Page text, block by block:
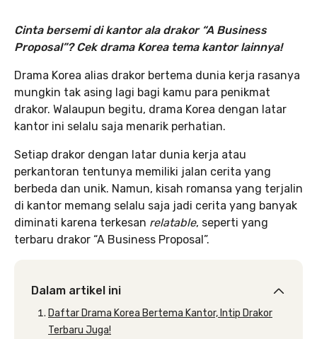
Cinta bersemi di kantor ala drakor “A Business
Proposal”? Cek drama Korea tema kantor lainnya!
Drama Korea alias drakor bertema dunia kerja rasanya
mungkin tak asing lagi bagi kamu para penikmat
drakor. Walaupun begitu, drama Korea dengan latar
kantor ini selalu saja menarik perhatian.
Setiap drakor dengan latar dunia kerja atau
perkantoran tentunya memiliki jalan cerita yang
berbeda dan unik. Namun, kisah romansa yang terjalin
di kantor memang selalu saja jadi cerita yang banyak
diminati karena terkesan relatable, seperti yang
terbaru drakor “A Business Proposal”.
Dalam artikel ini
Daftar Drama Korea Bertema Kantor, Intip Drakor
Terbaru Juga!